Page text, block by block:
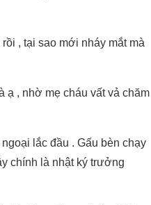
, tại sao mới nháy mắt mà
ạ , nhờ mẹ cháu vất vả chăm
lắc đầu . Gấu bèn chạy
chính là nhật ký trưởng